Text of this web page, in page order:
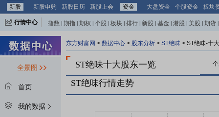
新股
新股申购 新股日历 新股上会 资金 大盘资金 个股资金 板块
行情中心 指数 期指 期权 个股 板块 排行 新股 基金 港股 美股 期货
全景图
首页
我的数据
东方财富网 > 数据中心 > 股东分析 > ST绝味 > ST绝味-十
ST绝味十大股东一览
ST绝味行情走势